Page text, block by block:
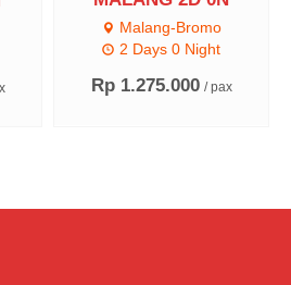
Malang-Bromo
2 Days 0 Night
Rp 1.275.000 / pax